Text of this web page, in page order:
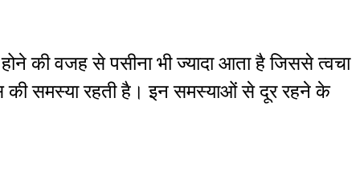
की वजह से पसीना भी ज्यादा आता है जिससे त्वचा
की समस्या रहती है। इन समस्याओं से दूर रहने के